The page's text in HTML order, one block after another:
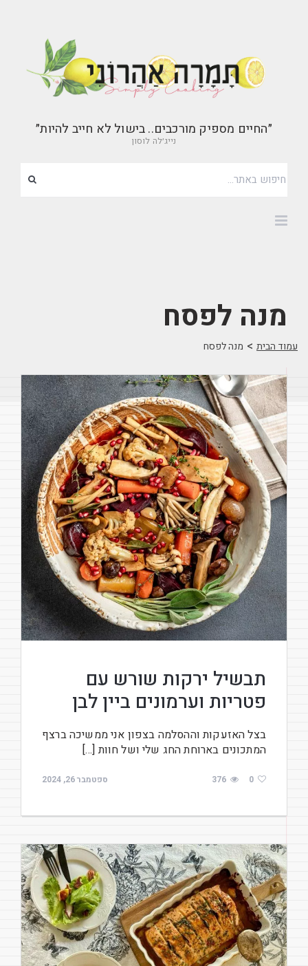
״החיים מספיק מורכבים.. בישול לא חייב להיות״
נייג׳לה לוסון
מנה לפסח
עמוד הבית > מנה לפסח
תבשיל ירקות שורש עם
פטריות וערמונים ביין לבן
בצל האזעקות וההסלמה בצפון אני ממשיכה ברצף
המתכונים בארוחת החג שלי ושל חוות […]
ספטמבר 26, 2024 376 0